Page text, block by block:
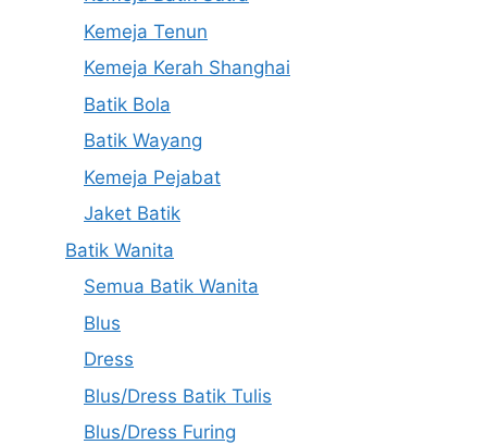
Kemeja Tenun
Kemeja Kerah Shanghai
Batik Bola
Batik Wayang
Kemeja Pejabat
Jaket Batik
Batik Wanita
Semua Batik Wanita
Blus
Dress
Blus/Dress Batik Tulis
Blus/Dress Furing